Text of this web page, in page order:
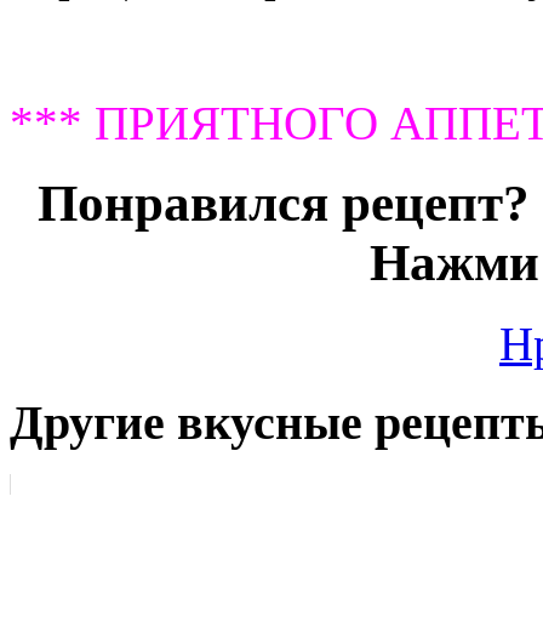
*** ПРИЯТНОГО
Понравился
Нажми
Другие вкусные